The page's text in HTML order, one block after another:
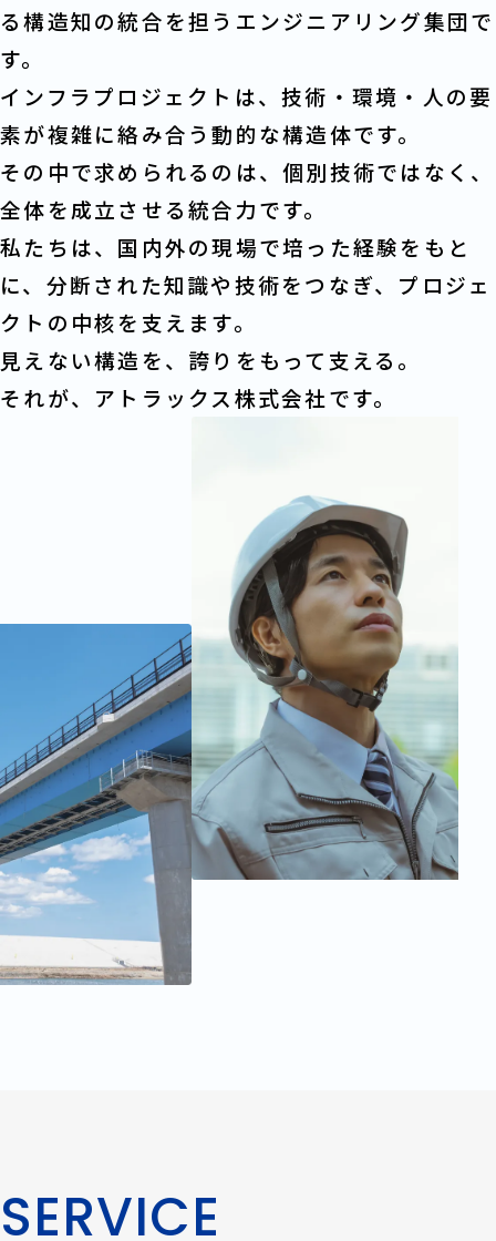
る構造知の統合を担うエンジニアリング集団で
す。
インフラプロジェクトは、技術・環境・人の要
素が複雑に絡み合う動的な構造体です。
その中で求められるのは、個別技術ではなく、
全体を成立させる統合力です。
私たちは、国内外の現場で培った経験をもと
に、分断された知識や技術をつなぎ、プロジェ
クトの中核を支えます。
見えない構造を、誇りをもって支える。
それが、アトラックス株式会社です。